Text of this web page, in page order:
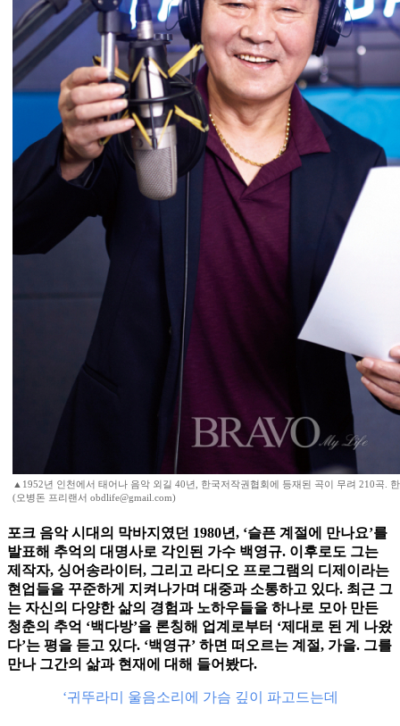
▲1952년 인천에서 태어나 음악 외길 40년, 한국저작권협회에 등재된 곡이 무려 210곡.
(오병돈 프리랜서 obdlife@gmail.com)
포크 음악 시대의 막바지였던 1980년, ‘슬픈 계절에 만나요’를
발표해 추억의 대명사로 각인된 가수 백영규. 이후로도 그는
제작자, 싱어송라이터, 그리고 라디오 프로그램의 디제이라는
현업들을 꾸준하게 지켜나가며 대중과 소통하고 있다. 최근 그
는 자신의 다양한 삶의 경험과 노하우들을 하나로 모아 만든
청춘의 추억 ‘백다방’을 론칭해 업계로부터 ‘제대로 된 게 나왔
다’는 평을 듣고 있다. ‘백영규’ 하면 떠오르는 계절, 가을. 그를
만나 그간의 삶과 현재에 대해 들어봤다.
‘귀뚜라미 울음소리에 가슴 깊이 파고드는데